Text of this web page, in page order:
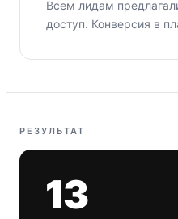
Всем лидам
доступ. Конверсия в
РЕЗУЛЬТАТ
13